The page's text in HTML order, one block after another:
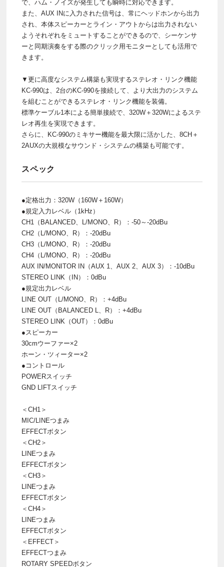
で、ハム・ノイズが発生しても瞬時に対応できます。
また、AUX INに入力された信号は、常にヘッドホンから出力
され、本体スピーカーとライン・アウトからは出力されない
ようそれぞれをミュートすることができるので、シーケンサ
ーと同期演奏をする際のクリック用モニターとしても活用で
きます。
▼更に高度なシステム構築も実現するステレオ・リンク機能
KC-990は、2台のKC-990を接続して、より大出力のシステム
を組むことができるステレオ・リンク機能を装備。
標準ケーブル1本による簡単接続で、320W＋320Wによるステ
レオ再生を実現できます。
さらに、KC-990のミキサー機能を最大限に活かした、8CH＋
2AUXの大規模なサウンド・システムの構築も可能です。
スペック
●定格出力：320W（160W＋160W）
●規定入力レベル（1kHz）
CH1（BALANCED、L/MONO、R）：-50～-20dBu
CH2（L/MONO、R）：-20dBu
CH3（L/MONO、R）：-20dBu
CH4（L/MONO、R）：-20dBu
AUX IN/MONITOR IN（AUX 1、AUX 2、AUX 3）：-10dBu
STEREO LINK（IN）：0dBu
●規定出力レベル
LINE OUT（L/MONO、R）：+4dBu
LINE OUT（BALANCED L、R）：+4dBu
STEREO LINK（OUT）：0dBu
●スピーカー
30cmウーファー×2
ホーン・ツィーター×2
●コントロール
POWERスイッチ
GND LIFTスイッチ
＜CH1＞
MIC/LINEつまみ
EFFECTボタン
＜CH2＞
LINEつまみ
EFFECTボタン
＜CH3＞
LINEつまみ
EFFECTボタン
＜CH4＞
LINEつまみ
EFFECTボタン
＜EFFECT＞
EFFECTつまみ
ROTARY SPEEDボタン